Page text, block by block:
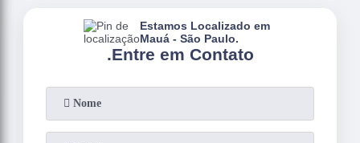
.Entre em Contato
Estamos Localizado em
Mauá - São Paulo.